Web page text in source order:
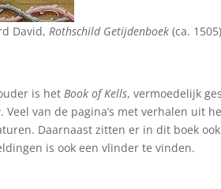
David, Rothschild Getijdenboek (ca.
is hetBook of Kells, vermoedelijk
Veel van de pagina’s met verhalen uit
Daarnaast zitten er in dit boek
is ook een vlinder te vinden.